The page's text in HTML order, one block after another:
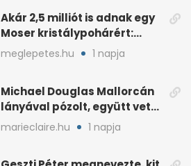
Akár 2,5 milliót is adnak egy
Moser kristálypohárért:
otthon is lapulhat
meglepetes.hu 1 napja
Michael Douglas Mallorcán
lányával pózolt, együtt vette
át az elismerést
marieclaire.hu 1 napja